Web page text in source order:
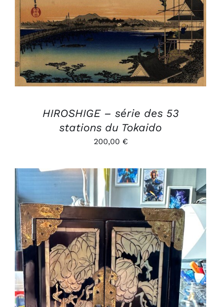
AJOUTER AU PANIER
/
DÉTAILS
HIROSHIGE – série des 53
stations du Tokaido
200,00 €
AJOUTER AU PANIER
/
DÉTAILS